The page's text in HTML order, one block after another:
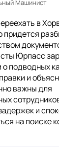
Машинист
в
придется
Юрпасс
подводных
и
важны для
и
на поиске